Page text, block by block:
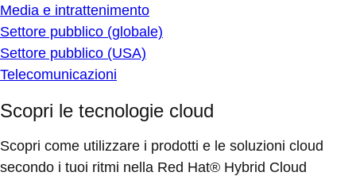
Media e intrattenimento
Settore pubblico (globale)
Settore pubblico (USA)
Telecomunicazioni
Scopri le tecnologie cloud
Scopri come utilizzare i prodotti e le soluzioni cloud
secondo i tuoi ritmi nella Red Hat® Hybrid Cloud